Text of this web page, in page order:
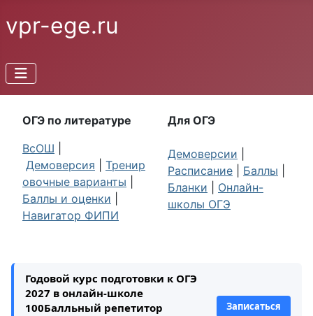
vpr-ege.ru
ОГЭ по литературе
ВсОШ
Демоверсия
Тренир
овочные варианты
Баллы и оценки
Навигатор ФИПИ
Для ОГЭ
Демоверсии
Расписание
Баллы
Бланки
Онлайн-
школы ОГЭ
Годовой курс подготовки к ОГЭ
2027 в онлайн-школе
100Балльный репетитор
Записаться